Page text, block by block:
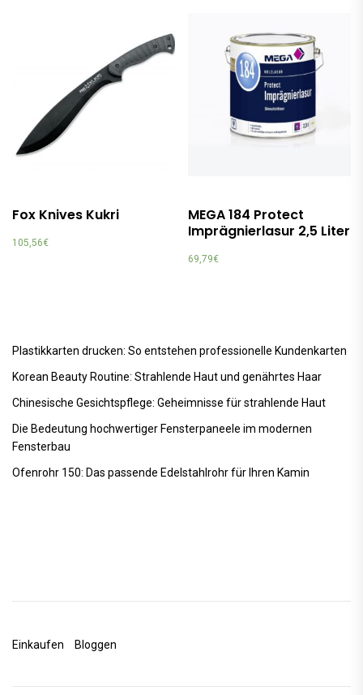
Fox Knives Kukri
105,56€
MEGA 184 Protect
Imprägnierlasur 2,5 Liter
69,79€
Plastikkarten drucken: So entstehen professionelle Kundenkarten
Korean Beauty Routine: Strahlende Haut und genährtes Haar
Chinesische Gesichtspflege: Geheimnisse für strahlende Haut
Die Bedeutung hochwertiger Fensterpaneele im modernen
Fensterbau
Ofenrohr 150: Das passende Edelstahlrohr für Ihren Kamin
Einkaufen Bloggen